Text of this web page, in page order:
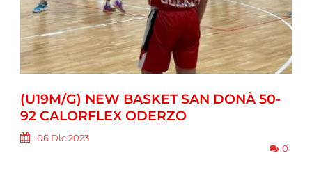
(U19M/G) NEW BASKET SAN DONÀ 50-
92 CALORFLEX ODERZO
06 Dic 2023
0